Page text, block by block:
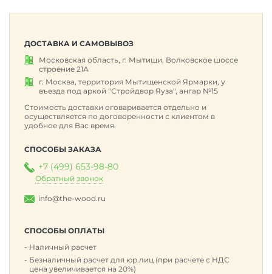
ДОСТАВКА И САМОВЫВОЗ
Московская область, г. Мытищи, Волковское шоссе
строение 21А
г. Москва, территория Мытищенской Ярмарки, у
въезда под аркой "Стройдвор Яуза", ангар №15
Стоимость доставки оговаривается отдельно и
осуществляется по договоренности с клиентом в
удобное для Вас время.
СПОСОБЫ ЗАКАЗА
+7 (499) 653-98-80
Обратный звонок
info@the-wood.ru
СПОСОБЫ ОПЛАТЫ
Наличный расчет
Безналичный расчет для юр.лиц (при расчете с НДС
цена увеличивается на 20%)